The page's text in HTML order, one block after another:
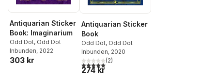
Antiquarian Sticker
Book: Imaginarium
Odd Dot, Odd Dot
Inbunden, 2022
303 kr
Antiquarian Sticker
Book
Odd Dot, Odd Dot
Inbunden, 2020
5,0utav 5 stjärnor. Totalt antal röster:
(2)
274 kr